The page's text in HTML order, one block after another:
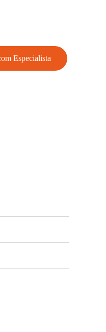
Especialista